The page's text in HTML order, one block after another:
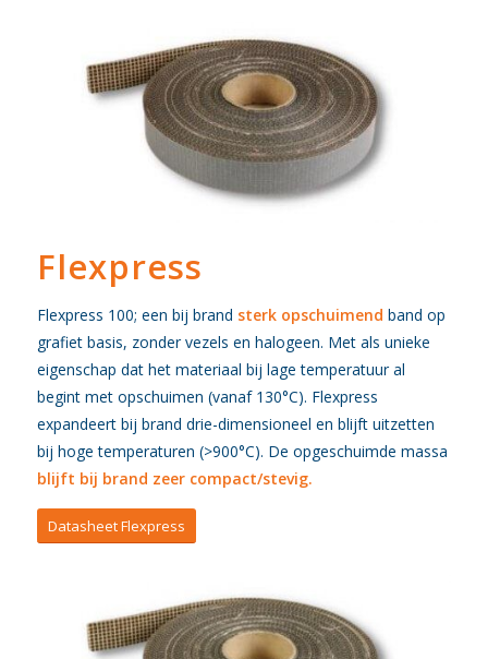
Flexpress
Flexpress 100; een bij brand sterk opschuimend band op
grafiet basis, zonder vezels en halogeen. Met als unieke
eigenschap dat het materiaal bij lage temperatuur al
begint met opschuimen (vanaf 130°C). Flexpress
expandeert bij brand drie-dimensioneel en blijft uitzetten
bij hoge temperaturen (>900°C). De opgeschuimde massa
blijft bij brand zeer compact/stevig.
Datasheet Flexpress